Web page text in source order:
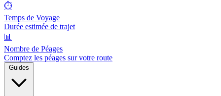
⏱️
Temps de Voyage
Durée estimée de trajet
📊
Nombre de Péages
Comptez les péages sur votre route
Guides